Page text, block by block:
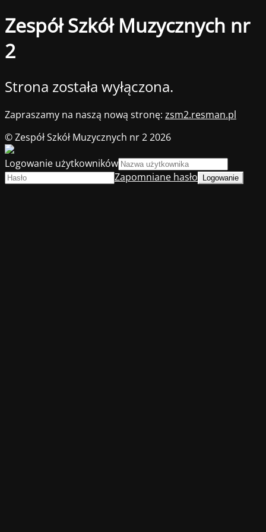
Zespół Szkół Muzycznych nr
2
Strona została wyłączona.
Zapraszamy na naszą nową stronę: zsm2.resman.pl
© Zespół Szkół Muzycznych nr 2 2026
Logowanie użytkowników
Zapomniane hasło